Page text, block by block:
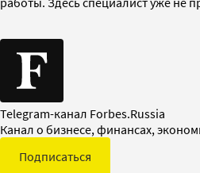
Telegram-канал Forbes.Russia
Канал о бизнесе, финансах,
Подписаться